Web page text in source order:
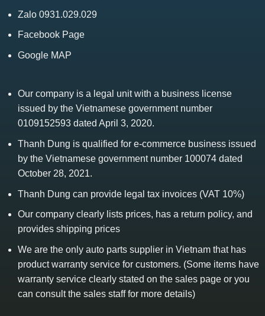
Zalo 0931.029.029
Facebook Page
Google MAP
Our company is a legal unit with a business license
issued by the Vietnamese government number
0109152593 dated April 3, 2020.
Thanh Dung is qualified for e-commerce business issued
by the Vietnamese government number 100074 dated
October 28, 2021.
Thanh Dung can provide legal tax invoices (VAT 10%)
Our company clearly lists prices, has a return policy, and
provides shipping prices
We are the only auto parts supplier in Vietnam that has
product warranty service for customers. (Some items have
warranty service clearly stated on the sales page or you
can consult the sales staff for more details)